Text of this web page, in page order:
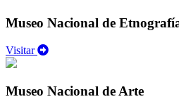
Museo Nacional de
Visitar
Museo Nacional de Arte